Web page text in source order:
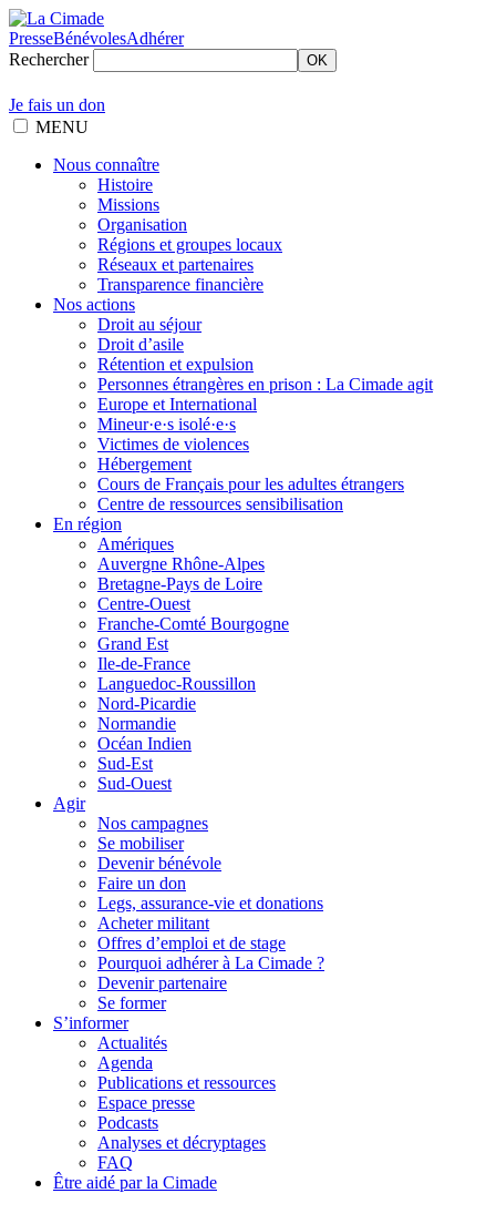
PresseBénévolesAdhérer
Rechercher
OK
Je fais un don
MENU
Nous connaître
Histoire
Missions
Organisation
Régions et groupes locaux
Réseaux et partenaires
Transparence financière
Nos actions
Droit au séjour
Droit d’asile
Rétention et expulsion
Personnes étrangères en prison : La Cimade agit
Europe et International
Mineur·e·s isolé·e·s
Victimes de violences
Hébergement
Cours de Français pour les adultes étrangers
Centre de ressources sensibilisation
En région
Amériques
Auvergne Rhône-Alpes
Bretagne-Pays de Loire
Centre-Ouest
Franche-Comté Bourgogne
Grand Est
Ile-de-France
Languedoc-Roussillon
Nord-Picardie
Normandie
Océan Indien
Sud-Est
Sud-Ouest
Agir
Nos campagnes
Se mobiliser
Devenir bénévole
Faire un don
Legs, assurance-vie et donations
Acheter militant
Offres d’emploi et de stage
Pourquoi adhérer à La Cimade ?
Devenir partenaire
Se former
S’informer
Actualités
Agenda
Publications et ressources
Espace presse
Podcasts
Analyses et décryptages
FAQ
Être aidé par la Cimade